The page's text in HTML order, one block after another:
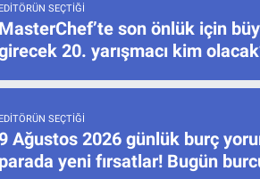
EDITÖRÜN SEÇTIĞI
MasterChef’te son önlük için
20. yarışmacı kim
EDITÖRÜN SEÇTIĞI
9 Ağustos 2026 günlük burç
parada yeni fırsatlar! Bugün